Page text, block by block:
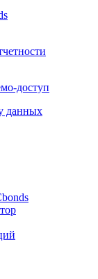
доступ
данных